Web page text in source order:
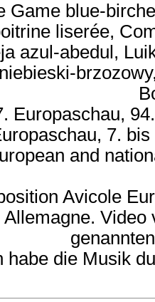
Game blue-
liserée,
azul-abedul,
niebieski-
Europaschau,
7.
and
Avicole
Allemagne. Video
habe die Musik